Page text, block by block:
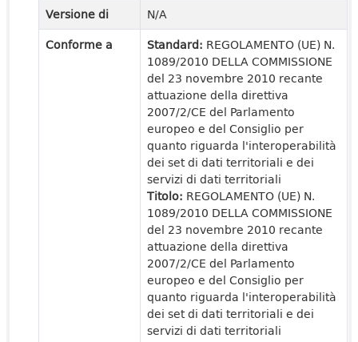
Versione di
N/A
Conforme a
Standard: REGOLAMENTO (UE) N.
1089/2010 DELLA COMMISSIONE
del 23 novembre 2010 recante
attuazione della direttiva
2007/2/CE del Parlamento
europeo e del Consiglio per
quanto riguarda l'interoperabilità
dei set di dati territoriali e dei
servizi di dati territoriali
Titolo: REGOLAMENTO (UE) N.
1089/2010 DELLA COMMISSIONE
del 23 novembre 2010 recante
attuazione della direttiva
2007/2/CE del Parlamento
europeo e del Consiglio per
quanto riguarda l'interoperabilità
dei set di dati territoriali e dei
servizi di dati territoriali